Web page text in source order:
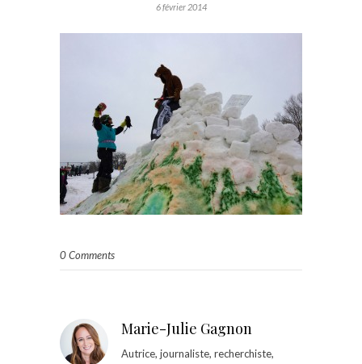
6 février 2014
0 Comments
Marie-Julie Gagnon
Autrice, journaliste, recherchiste,